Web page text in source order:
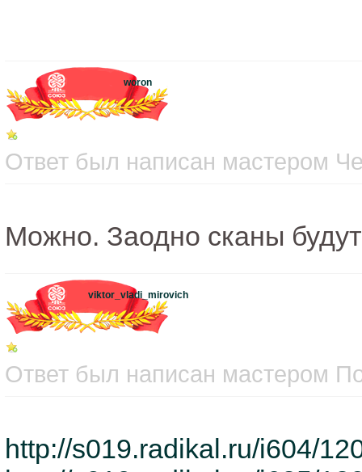
woron
Ответ был написан мастером
Можно. Заодно сканы
viktor_vladi_mirovich
Ответ был написан мастером
http://s019.radikal.ru/i604/